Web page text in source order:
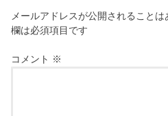
メールアドレスが公開されることは
欄は必須項目です
コメント ※